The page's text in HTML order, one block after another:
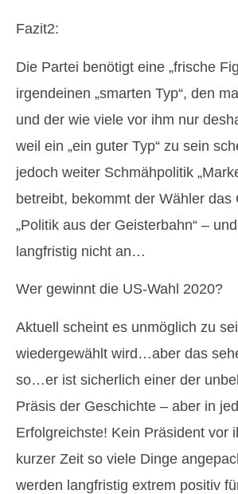
Fazit2:
Die Partei benötigt eine „frische
irgendeinen „smarten Typ“, den
und der wie viele vor ihm nur
weil ein „ein guter Typ“ zu sein
jedoch weiter Schmähpolitik
betreibt, bekommt der Wähler das
„Politik aus der Geisterbahn“ –
langfristig nicht an…
Wer gewinnt die US-Wahl 2020?
Aktuell scheint es unmöglich zu
wiedergewählt wird…aber das
so…er ist sicherlich einer der
Präsis der Geschichte – aber in
Erfolgreichste! Kein Präsident vor
kurzer Zeit so viele Dinge
werden langfristig extrem positiv